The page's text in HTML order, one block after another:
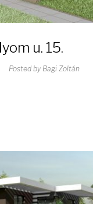
u. 15.
Posted by Bagi Zoltán